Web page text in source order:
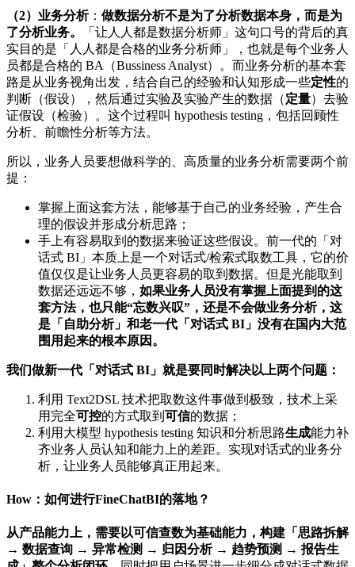
（2）业务分析： 做数据分析不是为了分析数据本身，而是为
了分析业务。
「让人人都是数据分析师」这句口号的背后的真
实目的是「人人都是合格的业务分析师」，也就是每个业务人
员都是合格的 BA（Bussiness Analyst）。而业务分析的基本套
路是从业务视角出发，结合自己的经验和认知形成一些定性的
判断（假设），然后通过实验及实验产生的数据（定量）去验
证假设（检验）。这个过程叫 hypothesis testing，包括回顾性
分析、前瞻性分析等方法。
所以，业务人员要想做科学的、高质量的业务分析需要两个前
提：
掌握上面这套方法，能够基于自己的业务经验，产生合
理的假设并形成分析思路；
手上有容易取到的数据来验证这些假设。前一代的「对
话式 BI」本质上是一个对话式/检索式取数工具，它的价
值仅仅是让业务人员更容易的取到数据。但是光能取到
数据还远远不够， 如果业务人员没有掌握上面提到的这
套方法，也只能“忘数兴叹”，还是不会做业务分析，这
是「自助分析」和老一代「对话式 BI」没有在国内大范
围用起来的根本原因。
我们做新一代「对话式 BI」就是要同时解决以上两个问题：
利用 Text2DSL 技术把取数这件事做到极致，技术上采
用完全可控的方式取到 可信的数据；
利用大模型 hypothesis testing 知识和分析思路生成能力补
齐业务人员认知和能力上的差距。实现对话式的业务分
析，让业务人员能够真正用起来。
How：如何进行FineChatBI的落地？
从产品能力上，需要以可信查数为基础能力，构建「思路拆解
→ 数据查询 → 异常检测 → 归因分析 → 趋势预测 → 报告生